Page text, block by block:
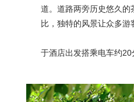
道。道路两旁历史悠久的
比，独特的风景让众多游
于酒店出发搭乘电车约20